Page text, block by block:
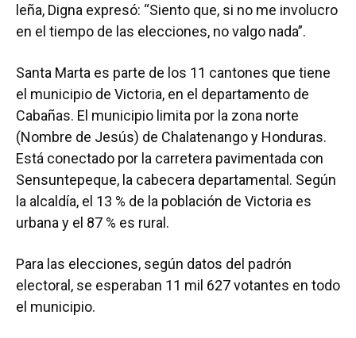
leña, Digna expresó: “Siento que, si no me involucro
en el tiempo de las elecciones, no valgo nada”.
Santa Marta es parte de los 11 cantones que tiene
el municipio de Victoria, en el departamento de
Cabañas. El municipio limita por la zona norte
(Nombre de Jesús) de Chalatenango y Honduras.
Está conectado por la carretera pavimentada con
Sensuntepeque, la cabecera departamental. Según
la alcaldía, el 13 % de la población de Victoria es
urbana y el 87 % es rural.
Para las elecciones, según datos del padrón
electoral, se esperaban 11 mil 627 votantes en todo
el municipio.